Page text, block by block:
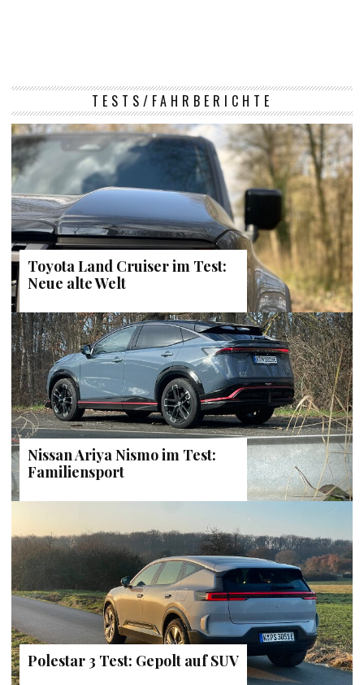
TESTS/FAHRBERICHTE
Toyota Land Cruiser im Test:
Neue alte Welt
Nissan Ariya Nismo im Test:
Familiensport
Polestar 3 Test: Gepolt auf SUV